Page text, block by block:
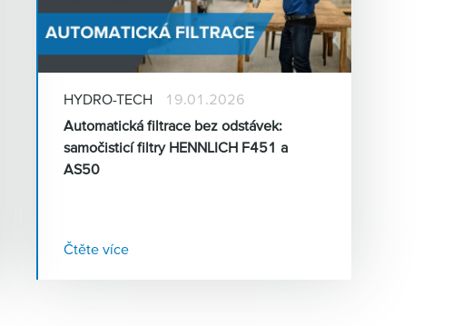
HYDRO-TECH
19.01.2026
Automatická filtrace bez odstávek:
samočisticí filtry HENNLICH F451 a
AS50
Čtěte více